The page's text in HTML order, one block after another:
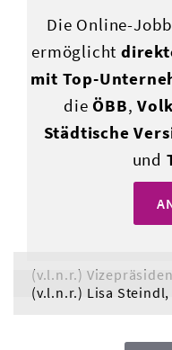
Die Online-
ermöglicht
mit Top-
die ÖBB,
Städtische
und
(v.l.n.r.)
(v.l.n.r.) Lisa